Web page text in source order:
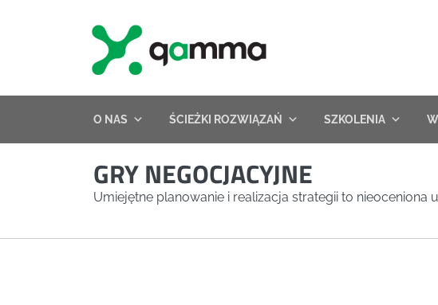
O NAS ŚCIEŻKI ROZWIĄZAŃ SZKOLENIA
GRY NEGOCJACYJNE
Umiejętne planowanie i realizacja strategii to